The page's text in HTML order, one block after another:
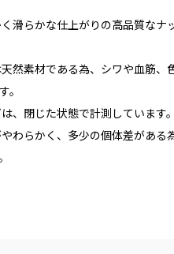
滑らかな仕上がりの高品質なナ
然素材である為、シワや血筋、
。
、閉じた状態で計測しています。
わらかく、多少の個体差がある